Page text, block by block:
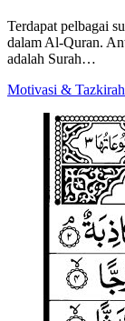
Terdapat pelbagai
dalam Al-Quran.
adalah Surah…
Motivasi & Tazkirah